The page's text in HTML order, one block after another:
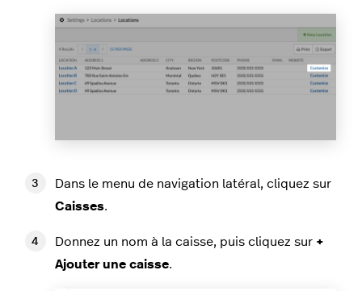
Dans le menu de navigation latéral, cliquez sur
Caisses.
Donnez un nom à la caisse, puis cliquez sur +
Ajouter une caisse.